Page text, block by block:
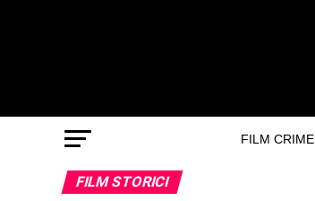
FILM CRIME
FILM STORICI